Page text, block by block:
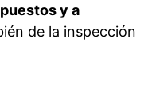
y a
de la inspección